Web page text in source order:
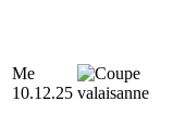
Me
10.12.25